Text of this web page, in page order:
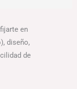
en
diseño,
de